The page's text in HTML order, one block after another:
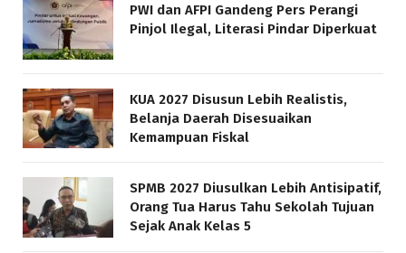
PWI dan AFPI Gandeng Pers Perangi
Pinjol Ilegal, Literasi Pindar Diperkuat
KUA 2027 Disusun Lebih Realistis,
Belanja Daerah Disesuaikan
Kemampuan Fiskal
SPMB 2027 Diusulkan Lebih Antisipatif,
Orang Tua Harus Tahu Sekolah Tujuan
Sejak Anak Kelas 5